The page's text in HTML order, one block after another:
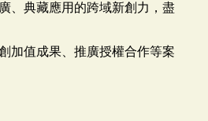
、典藏應用的跨域新創力，盡
加值成果、推廣授權合作等案